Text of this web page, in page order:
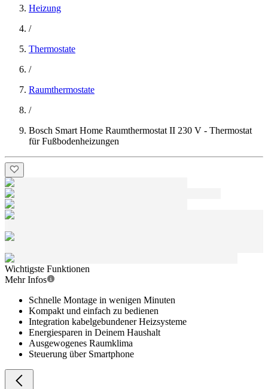
Heizung
/
Thermostate
/
Raumthermostate
/
Bosch Smart Home Raumthermostat II 230 V - Thermostat
für Fußbodenheizungen
Wichtigste Funktionen
Mehr Infos
Schnelle Montage in wenigen Minuten
Kompakt und einfach zu bedienen
Integration kabelgebundener Heizsysteme
Energiesparen in Deinem Haushalt
Ausgewogenes Raumklima
Steuerung über Smartphone